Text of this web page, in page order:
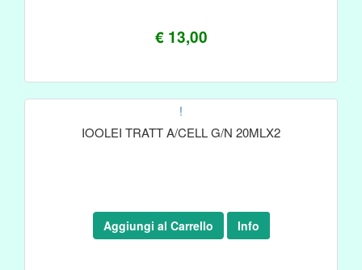
€ 13,00
!
IOOLEI TRATT A/CELL G/N 20MLX2
Aggiungi al Carrello Info